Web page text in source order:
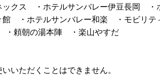
クス ・ホテルサンバレー伊豆長岡 ・
・ホテルサンバレー和楽 ・モビリテ
頼朝の湯本陣 ・楽山やすだ
いただくことはできません。